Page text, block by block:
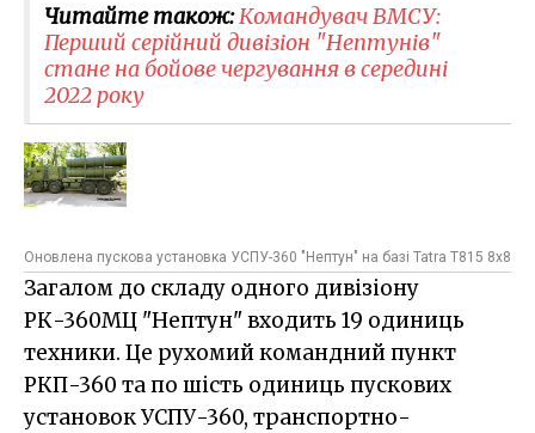
Читайте також:Командувач ВМСУ:
Перший серійний дивізіон "Нептунів"
стане на бойове чергування в середині
2022 року
Оновлена пускова установка УСПУ-360 "Нептун" на базі Tatra T815 8х8
Загалом до складу одного дивізіону
РК-360МЦ "Нептун" входить 19 одиниць
техники. Це рухомий командний пункт
РКП-360 та по шість одиниць пускових
установок УСПУ-360, транспортно-